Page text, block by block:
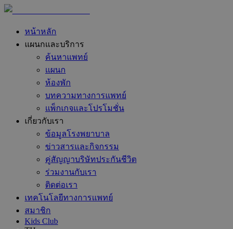
หน้าหลัก
แผนกและบริการ
ค้นหาแพทย์
แผนก
ห้องพัก
บทความทางการแพทย์
แพ็กเกจและโปรโมชั่น
เกี่ยวกับเรา
ข้อมูลโรงพยาบาล
ข่าวสารและกิจกรรม
คู่สัญญาบริษัทประกันชีวิต
ร่วมงานกับเรา
ติดต่อเรา
เทคโนโลยีทางการแพทย์
สมาชิก
Kids Club